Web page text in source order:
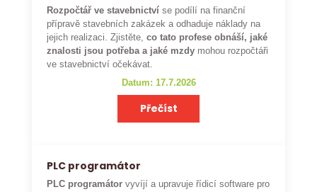
Rozpočtář ve stavebnictví se podílí na finanční
přípravě stavebních zakázek a odhaduje náklady na
jejich realizaci. Zjistěte,co tato profese obnáší, jaké
znalosti jsou potřeba a jaké mzdy mohou rozpočtáři
ve stavebnictví očekávat.
Datum: 17.7.2026
Přečíst
PLC programátor
PLC programátor vyvíjí a upravuje řídicí software pro